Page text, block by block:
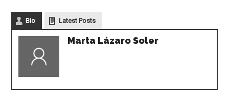
Bio Latest Posts
Marta Lázaro Soler